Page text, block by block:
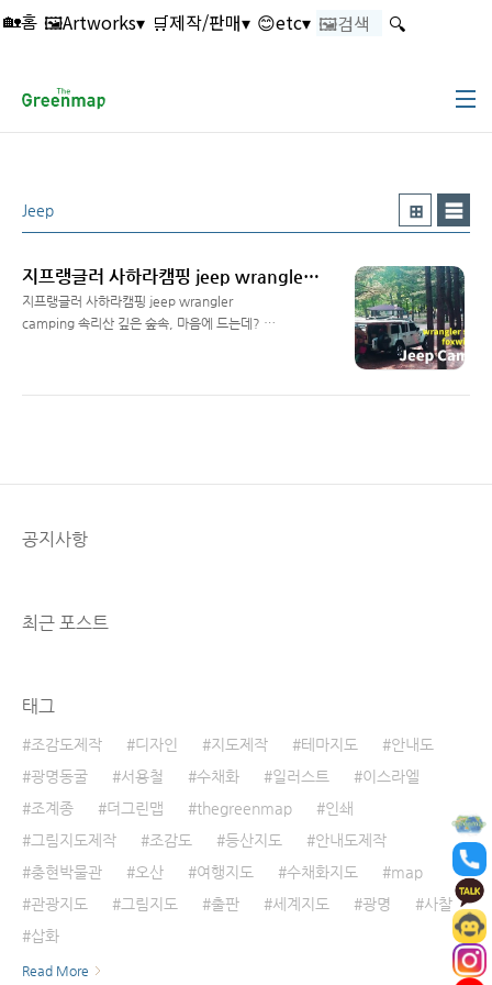
🏡홈 🖼️Artworks▾ 🛒제작/판매▾ 😊etc▾ 🔍
Jeep
지프랭글러 사하라캠핑 jeep wrangler camping 속리산 깊은 숲속, 마음에 드는데? - 지프캠퍼 jeep camper
지프랭글러 사하라캠핑 jeep wrangler
camping 속리산 깊은 숲속, 마음에 드는데? -
공지사항
최근 포스트
태그
조감도제작 디자인 지도제작 테마지도
안내도
광명동굴
서용철 수채화 일러스트
이스라엘
조계종
더그린맵 thegreenmap
인쇄
그림지도제작
조감도 등산지도
안내도제작
충현박물관
오산 여행지도 수채화지도
map
관광지도
그림지도 출판 세계지도 광명
사찰
삽화
Read More